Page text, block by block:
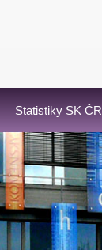
Statistiky SK ČR